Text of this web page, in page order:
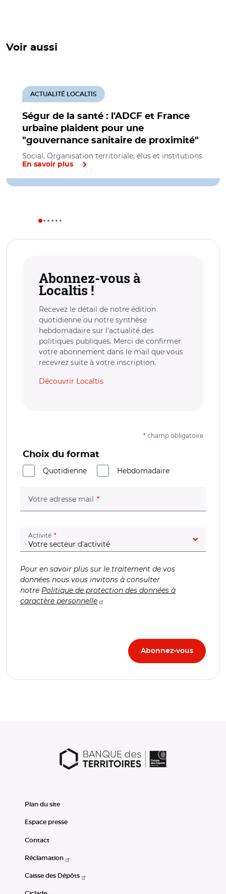
Voir aussi
Ségur de la santé : l'ADCF et France
urbaine plaident pour une
"gouvernance sanitaire de proximité"
ACTUALITÉ LOCALTIS
Social, Organisation territoriale, élus et institutions
En savoir plus
Abonnez-vous à
Localtis !
Recevez le détail de notre édition
quotidienne ou notre synthèse
hebdomadaire sur l’actualité des
politiques publiques. Merci de confirmer
votre abonnement dans le mail que vous
recevrez suite à votre inscription.
Découvrir Localtis
* champ obligatoire
Choix du format
Quotidienne
Hebdomadaire
Votre adresse mail (champ obligatoire)
Activité (champ obligatoire)
Pour en savoir plus sur le traitement de vos
données nous vous invitons à consulter
notre Politique de protection des données à
caractère personnelle
Plan du site
Espace presse
Contact
Réclamation
Caisse des Dépôts